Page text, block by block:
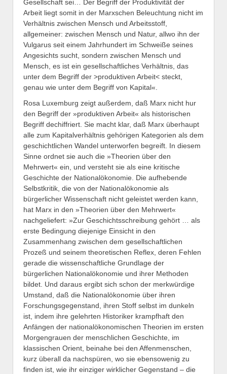
Gesellschaft sei… Der Begriff der Produktivität der
Arbeit liegt somit in der Marxschen Beleuchtung nicht im
Verhältnis zwischen Mensch und Arbeitsstoff,
allgemeiner: zwischen Mensch und Natur, allwo ihn der
Vulgarus seit einem Jahrhundert im Schweiße seines
Angesichts sucht, sondern zwischen Mensch und
Mensch, es ist ein gesellschaftliches Verhältnis, das
unter dem Begriff der >produktiven Arbeit< steckt,
genau wie unter dem Begriff von Kapital«.
Rosa Luxemburg zeigt außerdem, daß Marx nicht hur
den Begriff der »produktiven Arbeit« als historischen
Begriff dechiffriert. Sie macht klar, daß Marx überhaupt
alle zum Kapitalverhältnis gehörigen Kategorien als dem
geschichtlichen Wandel unterworfen begreift. In diesem
Sinne ordnet sie auch die »Theorien über den
Mehrwert« ein, und versteht sie als eine kritische
Geschichte der Nationalökonomie. Die aufhebende
Selbstkritik, die von der Nationalökonomie als
bürgerlicher Wissenschaft nicht geleistet werden kann,
hat Marx in den »Theorien über den Mehrwert«
nachgeliefert: »Zur Geschichtsschreibung gehört … als
erste Bedingung diejenige Einsicht in den
Zusammenhang zwischen dem gesellschaftlichen
Prozeß und seinem theoretischen Reflex, deren Fehlen
gerade die wissenschaftliche Grundlage der
bürgerlichen Nationalökonomie und ihrer Methoden
bildet. Und daraus ergibt sich schon der merkwürdige
Umstand, daß die Nationalökonomie über ihren
Forschungsgegenstand, ihren Stoff selbst im dunkeln
ist, indem ihre gelehrten Historiker krampfhaft den
Anfängen der nationalökonomischen Theorien im ersten
Morgengrauen der menschlichen Geschichte, im
klassischen Orient, beinahe bei den Affenmenschen,
kurz überall da nachspüren, wo sie ebensowenig zu
finden ist, wie ihr einziger wirklicher Gegenstand – die